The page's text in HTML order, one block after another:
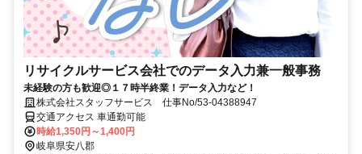
リサイクルサービス会社でのデータ入力兼一般事務
未経験の方も歓迎◎１７時半終業！データ入力など！
株式会社スタッフサービス 仕事No/53-04388947
交通アクセス 車通勤可能
時給1,350円～1,400円
岐阜県安八郡